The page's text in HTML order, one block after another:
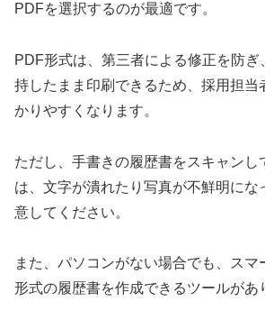
PDFを選択するのが最適です。
PDF形式は、第三者による修正を防ぎ
持したまま印刷できるため、採用担当
かりやすくなります。
ただし、手書きの履歴書をスキャンし
は、文字が潰れたり写真が不鮮明にな
意してください。
また、パソコンがない場合でも、スマ
形式の履歴書を作成できるツールがあ